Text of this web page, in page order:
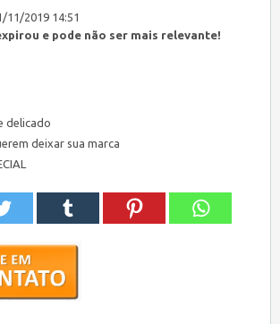
11/2019 14:51
e pode não ser mais relevante!
delicado
deixar sua marca